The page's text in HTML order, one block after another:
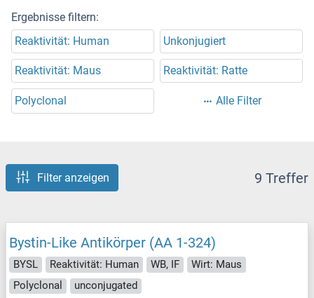
Ergebnisse filtern:
Reaktivität: Human
Unkonjugiert
Reaktivität: Maus Reaktivität: Ratte
Polyclonal Alle Filter
Filter anzeigen 9 Treffer
Bystin-Like Antikörper (AA 1-324)
BYSL Reaktivität: Human WB, IF
Wirt: Maus
Polyclonal
unconjugated